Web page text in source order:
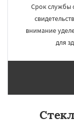
Срок службы
внимание
для